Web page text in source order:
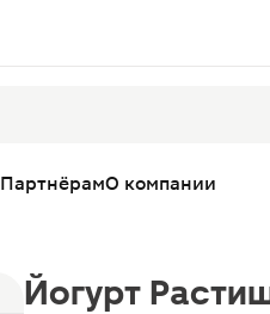
ПартнёрамО компании
Йогурт